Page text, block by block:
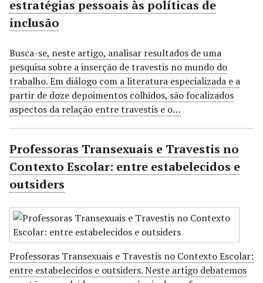
estratégias pessoais às políticas de
inclusão
Busca-se, neste artigo, analisar resultados de uma
pesquisa sobre a inserção de travestis no mundo do
trabalho. Em diálogo com a literatura especializada e a
partir de doze depoimentos colhidos, são focalizados
aspectos da relação entre travestis e o…
Professoras Transexuais e Travestis no
Contexto Escolar: entre estabelecidos e
outsiders
Professoras Transexuais e Travestis no Contexto Escolar:
entre estabelecidos e outsiders. Neste artigo debatemos